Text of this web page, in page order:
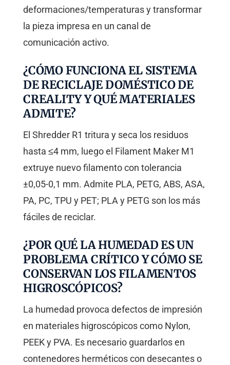
deformaciones/temperaturas y transformar
la pieza impresa en un canal de
comunicación activo.
¿CÓMO FUNCIONA EL SISTEMA
DE RECICLAJE DOMÉSTICO DE
CREALITY Y QUÉ MATERIALES
ADMITE?
El Shredder R1 tritura y seca los residuos
hasta ≤4 mm, luego el Filament Maker M1
extruye nuevo filamento con tolerancia
±0,05-0,1 mm. Admite PLA, PETG, ABS, ASA,
PA, PC, TPU y PET; PLA y PETG son los más
fáciles de reciclar.
¿POR QUÉ LA HUMEDAD ES UN
PROBLEMA CRÍTICO Y CÓMO SE
CONSERVAN LOS FILAMENTOS
HIGROSCÓPICOS?
La humedad provoca defectos de impresión
en materiales higroscópicos como Nylon,
PEEK y PVA. Es necesario guardarlos en
contenedores herméticos con desecantes o